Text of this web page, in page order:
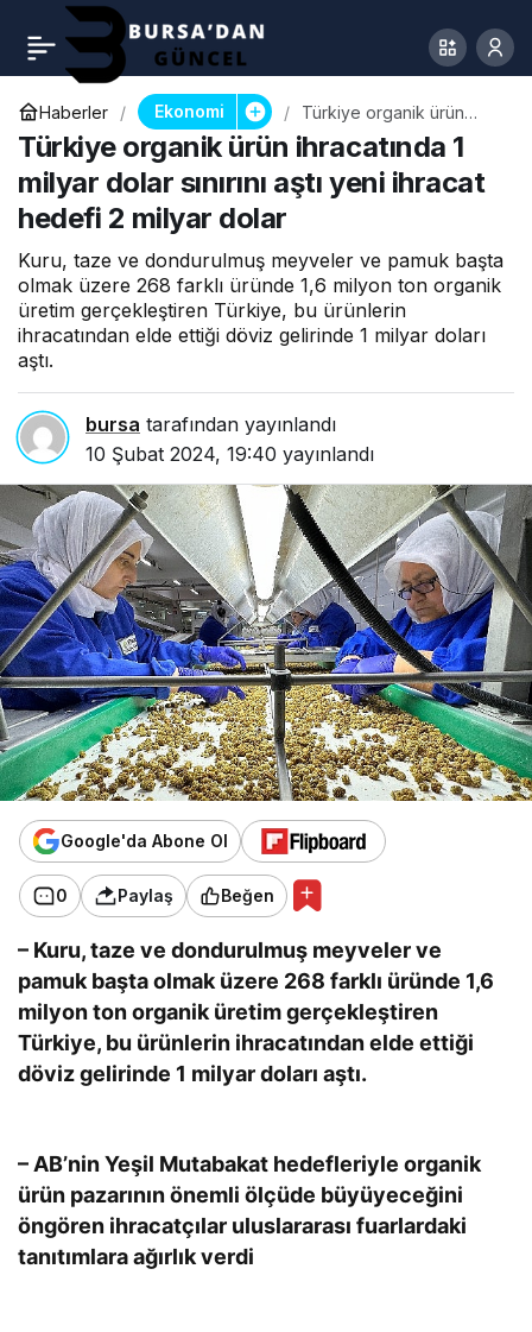
Haberler Ekonomi
Türkiye organik ürün
ihracatında 1 milyar dolar
sınırını aştı yeni ihracat
hedefi 2 milyar dolar
Türkiye organik ürün ihracatında 1
milyar dolar sınırını aştı yeni ihracat
hedefi 2 milyar dolar
Kuru, taze ve dondurulmuş meyveler ve pamuk başta
olmak üzere 268 farklı üründe 1,6 milyon ton organik
üretim gerçekleştiren Türkiye, bu ürünlerin
ihracatından elde ettiği döviz gelirinde 1 milyar doları
aştı.
bursa tarafından yayınlandı
10 Şubat 2024, 19:40 yayınlandı
Google'da Abone Ol
0 Paylaş Beğen
– Kuru, taze ve dondurulmuş meyveler ve
pamuk başta olmak üzere 268 farklı üründe 1,6
milyon ton organik üretim gerçekleştiren
Türkiye, bu ürünlerin ihracatından elde ettiği
döviz gelirinde 1 milyar doları aştı.
– AB’nin Yeşil Mutabakat hedefleriyle organik
ürün pazarının önemli ölçüde büyüyeceğini
öngören ihracatçılar uluslararası fuarlardaki
tanıtımlara ağırlık verdi